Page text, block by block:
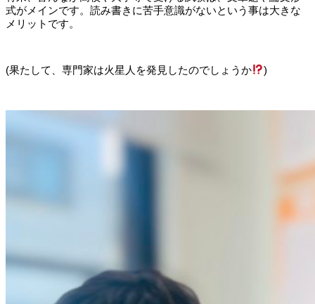
式がメインです。読み書きに苦手意識がないという事は大きな
メリットです。
(果たして、専門家は火星人を発見したのでしょうか )